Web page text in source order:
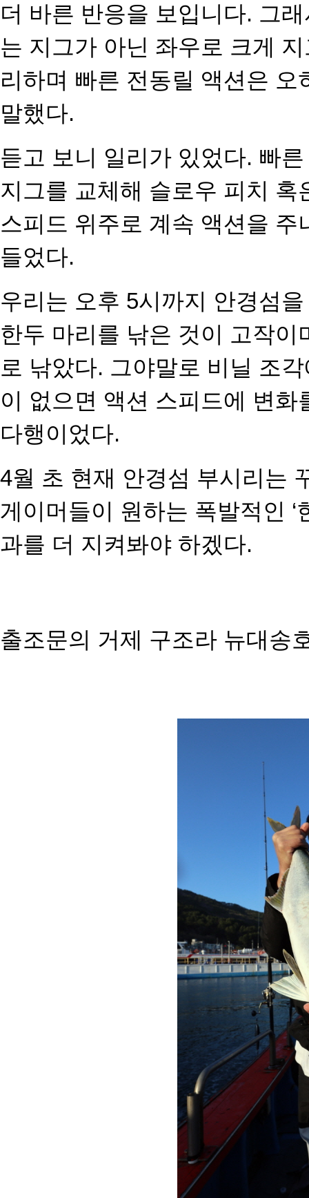
더 바른 반응을 보입니다. 그래
는 지그가 아닌 좌우로 크게
리하며 빠른 전동릴 액션은 오
말했다.
듣고 보니 일리가 있었다. 빠
지그를 교체해 슬로우 피치 혹
스피드 위주로 계속 액션을 주
들었다.
우리는 오후 5시까지 안경섬
한두 마리를 낚은 것이 고작
로 낚았다. 그야말로 비닐 조
이 없으면 액션 스피드에 변화
다행이었다.
4월 초 현재 안경섬 부시리는
게이머들이 원하는 폭발적인 ‘
과를 더 지켜봐야 하겠다.
출조문의 거제 구조라 뉴대송